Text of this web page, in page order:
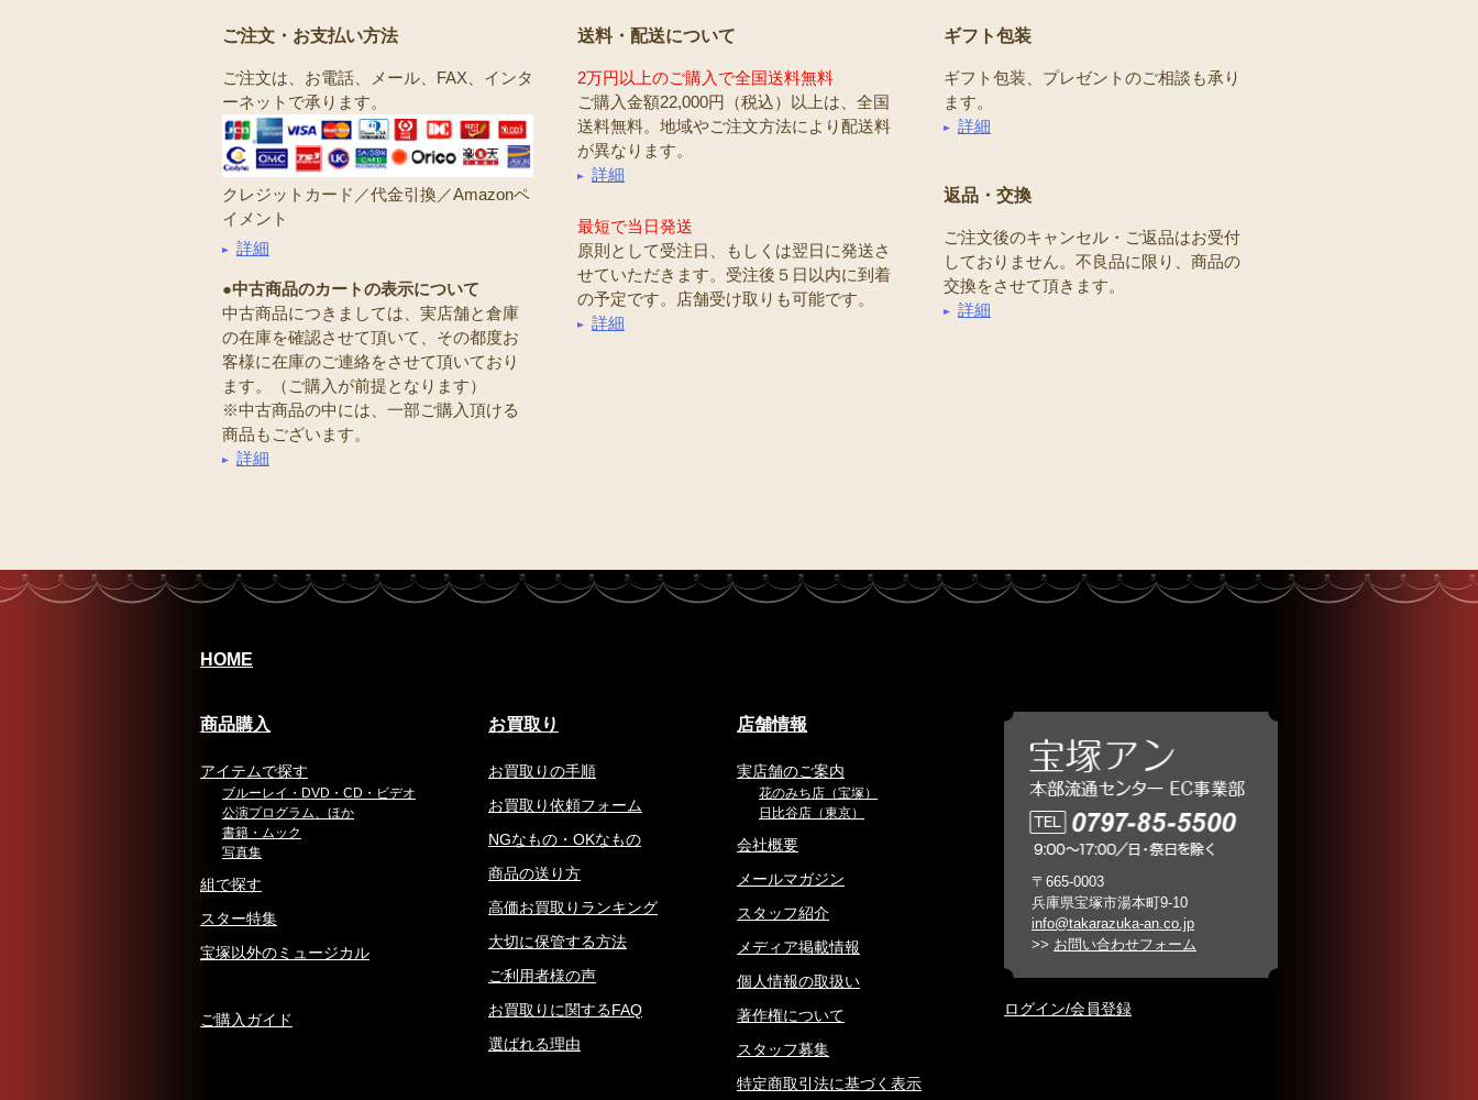
ご注文・お支払い方法
ご注文は、お電話、メール、FAX、インタ
ーネットで承ります。
クレジットカード／代金引換／Amazonペ
イメント
詳細
●中古商品のカートの表示について
中古商品につきましては、実店舗と倉庫
の在庫を確認させて頂いて、その都度お
客様に在庫のご連絡をさせて頂いており
ます。（ご購入が前提となります）
※中古商品の中には、一部ご購入頂ける
商品もございます。
詳細
送料・配送について
2万円以上のご購入で全国送料無料
ご購入金額22,000円（税込）以上は、全国
送料無料。地域やご注文方法により配送料
が異なります。
詳細
最短で当日発送
原則として受注日、もしくは翌日に発送さ
せていただきます。受注後５日以内に到着
の予定です。店舗受け取りも可能です。
詳細
ギフト包装
ギフト包装、プレゼントのご相談も承り
ます。
詳細
返品・交換
ご注文後のキャンセル・ご返品はお受付
しておりません。不良品に限り、商品の
交換をさせて頂きます。
詳細
HOME
商品購入
アイテムで探す
ブルーレイ・DVD・CD・ビデオ
公演プログラム、ほか
書籍・ムック
写真集
組で探す
スター特集
宝塚以外のミュージカル
ご購入ガイド
お買取り
お買取りの手順
お買取り依頼フォーム
NGなもの・OKなもの
商品の送り方
高価お買取りランキング
大切に保管する方法
ご利用者様の声
お買取りに関するFAQ
選ばれる理由
店舗情報
実店舗のご案内
花のみち店（宝塚）
日比谷店（東京）
会社概要
メールマガジン
スタッフ紹介
メディア掲載情報
個人情報の取扱い
著作権について
スタッフ募集
特定商取引法に基づく表示
〒665-0003
兵庫県宝塚市湯本町9-10
info@takarazuka-an.co.jp
>> お問い合わせフォーム
ログイン/会員登録